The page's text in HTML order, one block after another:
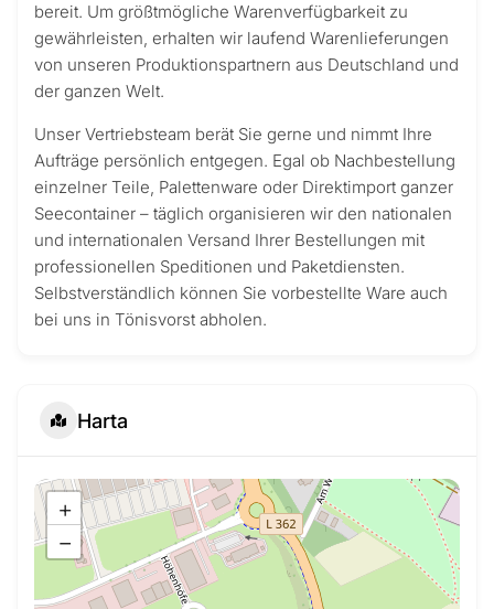
bereit. Um größtmögliche Warenverfügbarkeit zu
gewährleisten, erhalten wir laufend Warenlieferungen
von unseren Produktionspartnern aus Deutschland und
der ganzen Welt.
Unser Vertriebsteam berät Sie gerne und nimmt Ihre
Aufträge persönlich entgegen. Egal ob Nachbestellung
einzelner Teile, Palettenware oder Direktimport ganzer
Seecontainer – täglich organisieren wir den nationalen
und internationalen Versand Ihrer Bestellungen mit
professionellen Speditionen und Paketdiensten.
Selbstverständlich können Sie vorbestellte Ware auch
bei uns in Tönisvorst abholen.
Harta
+
−